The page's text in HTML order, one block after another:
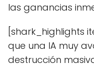
las ganancias
[shark_highlights
que una IA muy
destrucción